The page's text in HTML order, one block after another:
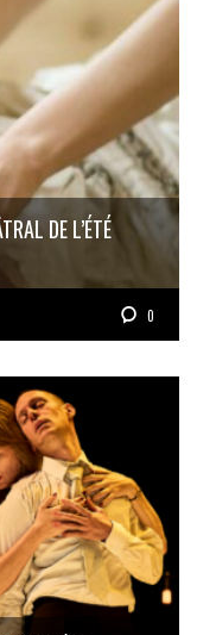
DE L’ÉTÉ
0